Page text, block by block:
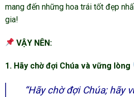
mang đến những hoa trái tốt đẹp
gia!
VẬY NÊN:
1. Hãy chờ đợi Chúa và vững lòng
“Hãy chờ đợi Chúa; hãy